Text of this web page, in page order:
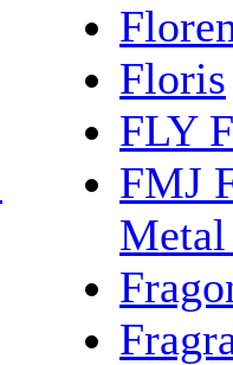
Floris
FLY
FMJ
Metal